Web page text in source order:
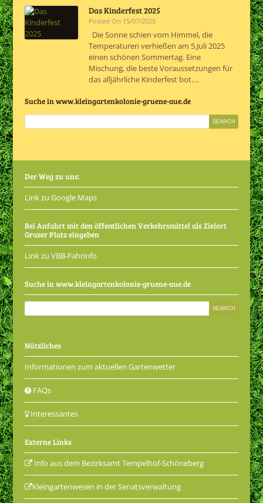
Das Kinderfest 2025
Posted On 15/07/2025
Die Sonne schien vom Himmel, die
Temperaturen verhießen am 5.Juli 2025
einen schönen Sommertag. Eine
Mischung, die beste Voraussetzungen für
das alljährliche Kinderfest bot.…
Suche in www.kleingartenkolonie-gruene-aue.de
Der Weg zu uns:
Link zu Google Maps
Bei Anfahrt mit den öffentlichen Verkehrsmittel als Zielort
Grazer Platz eingeben
Link zu VBB-Fahrinfo
Suche in www.kleingartenkolonie-gruene-aue.de
Nützliches
Informationen zum aktuellen Gartenwetter
FAQs
Interessantes
Externe Links
Info aus dem Bezirksamt Tempelhof-Schöneberg
Kleingartenwesen in der Senatsverwaltung